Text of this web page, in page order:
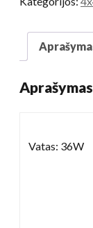
Aprašymas
Vatas: 36W